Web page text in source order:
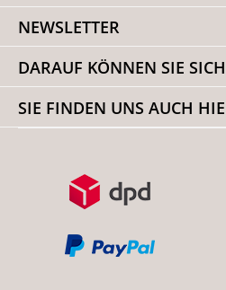
NEWSLETTER
DARAUF KÖNNEN SIE
SIE FINDEN UNS AUCH